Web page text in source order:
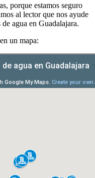
porque estamos seguro
al lector que nos ayude
agua en Guadalajara.
un mapa: